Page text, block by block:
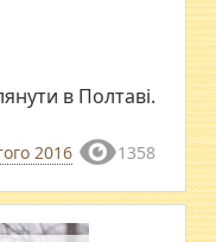
в Полтаві.
2016 1358